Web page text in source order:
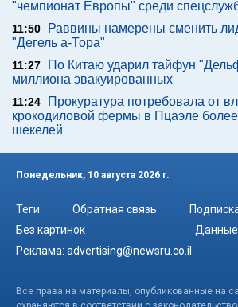
"чемпионат Европы" среди
11:50
Раввины намерены сменить
"Дегель а-Тора"
11:27
По Китаю ударил тайфун
миллиона эвакуированных
11:24
Прокуратура потребовала от
крокодиловой фермы в Пцаэле
шекелей
Понедельник, 10 августа 2026 г.
Теги Обратная связь
Без картинок
Данные
Реклама: advertising@newsru.co.il
Все права на материалы, опубликованные на